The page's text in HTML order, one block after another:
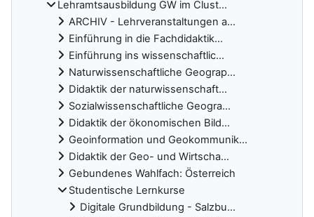
Lehramtsausbildung GW im Clust...
ARCHIV - Lehrveranstaltungen a...
Einführung in die Fachdidaktik...
Einführung ins wissenschaftlic...
Naturwissenschaftliche Geograp...
Didaktik der naturwissenschaft...
Sozialwissenschaftliche Geogra...
Didaktik der ökonomischen Bild...
Geoinformation und Geokommunik...
Didaktik der Geo- und Wirtscha...
Gebundenes Wahlfach: Österreich
Studentische Lernkurse
Digitale Grundbildung - Salzbu...